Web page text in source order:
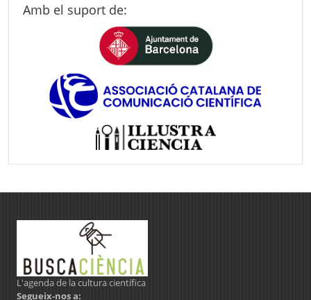
Amb el suport de:
L'agenda de la cultura científica
Segueix-nos a: